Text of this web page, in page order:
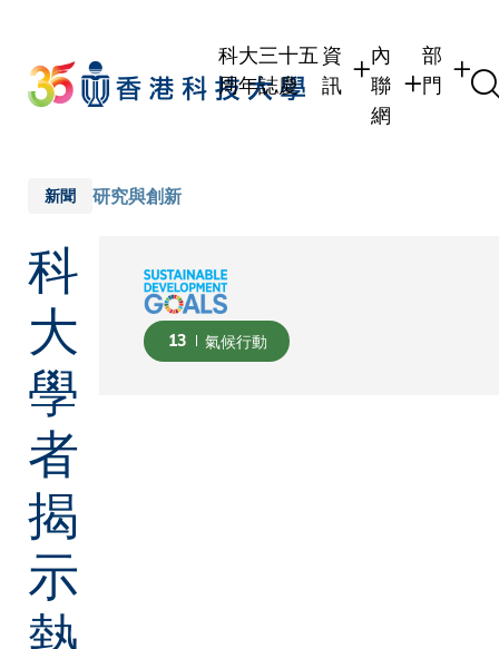
main
content
科大三十五
周年誌慶
資
訊
內
聯
網
部
門
新聞 研究與創新
科
大
學
者
揭
示
熱
13 氣候行動